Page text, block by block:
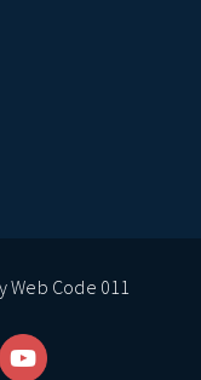
Code 011